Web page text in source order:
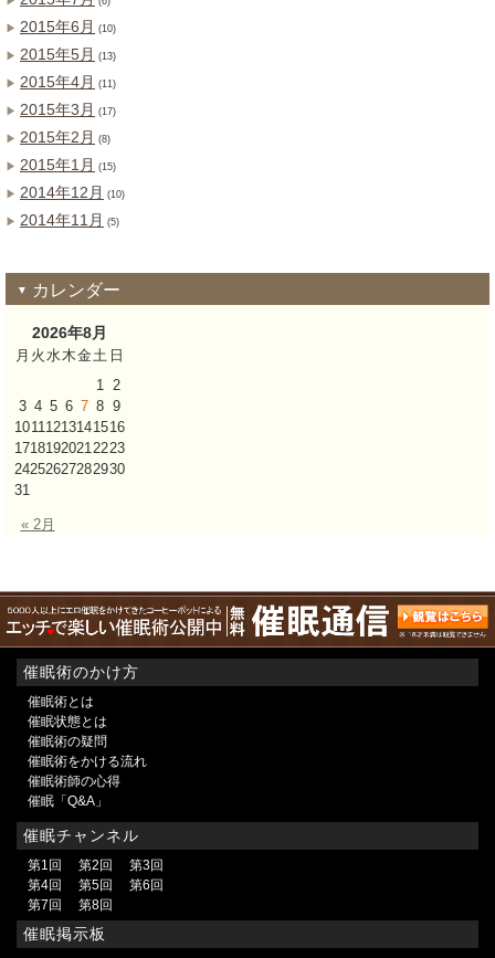
2015年6月 (10)
2015年5月 (13)
2015年4月 (11)
2015年3月 (17)
2015年2月 (8)
2015年1月 (15)
2014年12月 (10)
2014年11月 (5)
カレンダー
2026年8月
月 火 水 木金土 日
« 2月
1
2
3 4 5 6 7 8 9
1011 1213141516
1718192021 2223
24252627282930
31
催眠術のかけ方
催眠術とは
催眠状態とは
催眠術の疑問
催眠術をかける流れ
催眠術師の心得
催眠「Q&A」
催眠チャンネル
第1回 第2回
第3回
第4回
第5回
第6回
第7回
第8回
催眠掲示板